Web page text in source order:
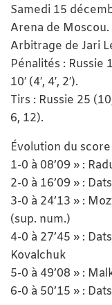
Samedi 15
Arena de
Arbitrage de Jari
Pénalités : Russie
10′ (4′, 4′, 2′).
Tirs : Russie 25
6, 12).
Évolution du score
1-0 à 08’09 » :
2-0 à 16’09 » :
3-0 à 24’13 » :
(sup. num.)
4-0 à 27’45 » :
Kovalchuk
5-0 à 49’08 » :
6-0 à 50’15 » :